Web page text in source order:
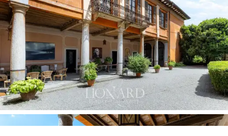
Tämän ylellisen kiinteistön kruunaaupea uima-allas
joka sulautuu kauniisti ympäröivään maisemaan.
Ainutlaatuisen viehättävä ja historiallinen elementti on
kuitenkin epäilemättä täydellisesti säilynyt ja entisöity
1200-luvun kappeli, joka sijaitseevain 30 metrin
päässä päähuvilasta. Tämäpieni arkkitehtoninen
helmi,ainutlaatuinen Lombardian
kiinteistömaisemassa, lisää kiinteistölle
mittaamatonta arvoa ja pyhää auraa.